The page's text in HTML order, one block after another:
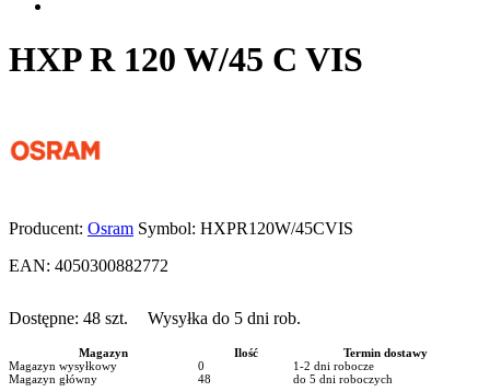
HXP R 120 W/45 C VIS
Producent: Osram Symbol: HXPR120W/45CVIS
EAN: 4050300882772
Dostępne: 48 szt. Wysyłka do 5 dni rob.
Magazyn Ilość
Termin dostawy
Magazyn wysyłkowy
0
1-2 dni robocze
Magazyn główny
48 do 5 dni roboczych